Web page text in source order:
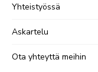
Yhteistyössä
Askartelu
Ota yhteyttä meihin